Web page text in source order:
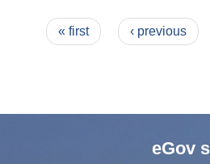
« first ‹ previous
eGov